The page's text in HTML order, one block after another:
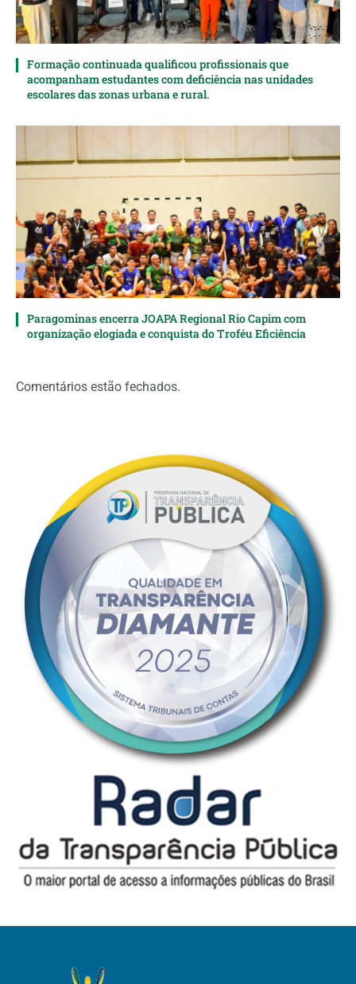
Formação continuada qualificou profissionais que
acompanham estudantes com deficiência nas unidades
escolares das zonas urbana e rural.
Paragominas encerra JOAPA Regional Rio Capim com
organização elogiada e conquista do Troféu Eficiência
Comentários estão fechados.